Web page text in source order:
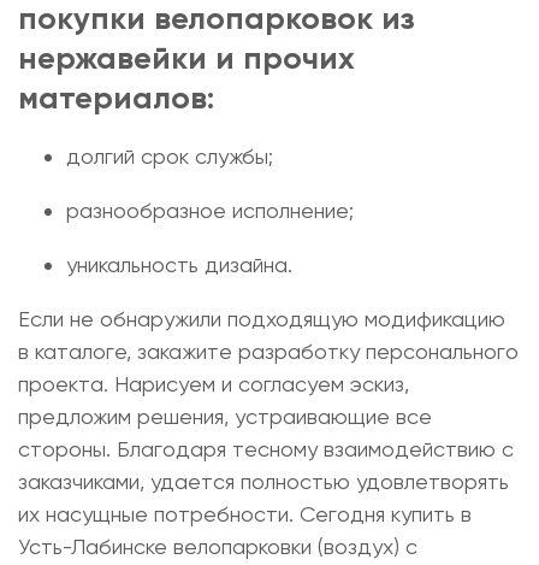
покупки велопарковок из
нержавейки и прочих
материалов:
долгий срок службы;
разнообразное исполнение;
уникальность дизайна.
Если не обнаружили подходящую модификацию
в каталоге, закажите разработку персонального
проекта. Нарисуем и согласуем эскиз,
предложим решения, устраивающие все
стороны. Благодаря тесному взаимодействию с
заказчиками, удается полностью удовлетворять
их насущные потребности. Сегодня купить в
Усть-Лабинске велопарковки (воздух) с